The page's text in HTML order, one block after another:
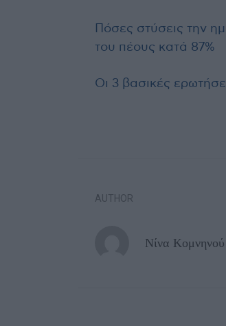
Πόσες στύσεις την
του πέους κατά 87%
Οι 3 βασικές
AUTHOR
Νίνα Κομνηνού